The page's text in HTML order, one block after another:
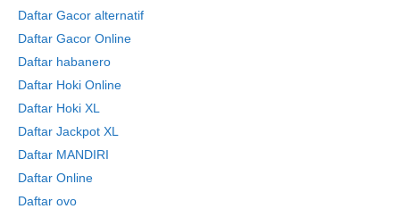
Daftar Gacor alternatif
Daftar Gacor Online
Daftar habanero
Daftar Hoki Online
Daftar Hoki XL
Daftar Jackpot XL
Daftar MANDIRI
Daftar Online
Daftar ovo